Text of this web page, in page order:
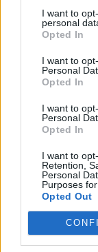
I want to
personal
Opted In
I want to
Personal
Opted In
I want to
Personal
Opted In
I want to
Retention,
Personal
Purposes
Opted Out
Λακωνία:
όχημα του